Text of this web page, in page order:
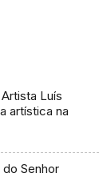
Luís
artística na
Senhor